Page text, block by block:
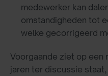
medewerker kan
omstandigheden tot
welke gecorrigeerd
Voorgaande ziet op een
jaren ter discussie